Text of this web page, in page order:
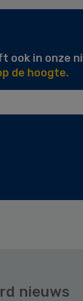
ook in onze
de hoogte.
nieuws